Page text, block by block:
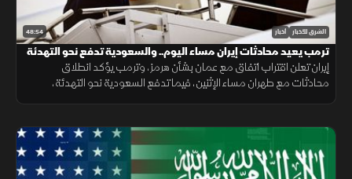
48:54 الشرق للأخبار أخبار
ترمب يعيد محادثات إيران مساء اليوم.. والسعودية تدفع نحو التهدئة
إيران تعلن اقتراب اتفاق مع عمان بشأن هرمز، وترمب يؤكد انطلاق
محادثات مع طهران مساء الإثنين، فيما تدفع السعودية نحو التهدئة،